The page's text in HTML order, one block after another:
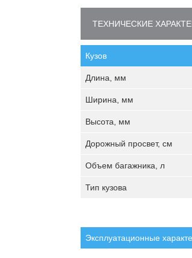
ТЕХНИЧЕСКИЕ
Кузов
Длина, мм
Ширина, мм
Высота, мм
Дорожный просвет, см
Объем багажника, л
Тип кузова
Эксплуатационные